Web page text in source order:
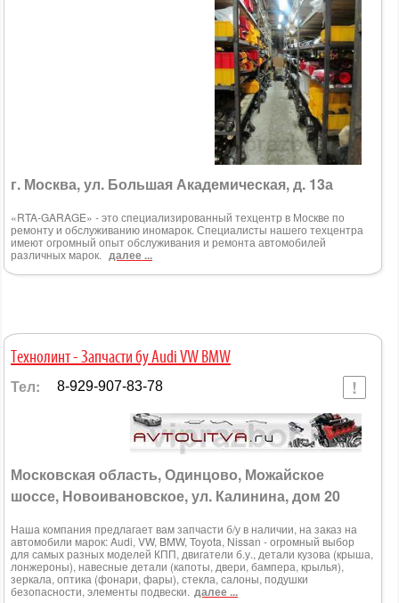
г. Москва, ул. Большая Академическая, д. 13а
«RTA-GARAGE» - это специализированный техцентр в Москве по
ремонту и обслуживанию иномарок. Специалисты нашего техцентра
имеют огромный опыт обслуживания и ремонта автомобилей
различных марок. далее ...
Технолинт - Запчасти бу Audi VW BMW
Тел: 8-929-907-83-78
Московская область, Одинцово, Можайское
шоссе, Новоивановское, ул. Калинина, дом 20
Наша компания предлагает вам запчасти б/у в наличии, на заказ на
автомобили марок: Audi, VW, BMW, Toyota, Nissan - огромный выбор
для самых разных моделей КПП, двигатели б.у., детали кузова (крыша,
лонжероны), навесные детали (капоты, двери, бампера, крылья),
зеркала, оптика (фонари, фары), стекла, салоны, подушки
безопасности, элементы подвески. далее ...